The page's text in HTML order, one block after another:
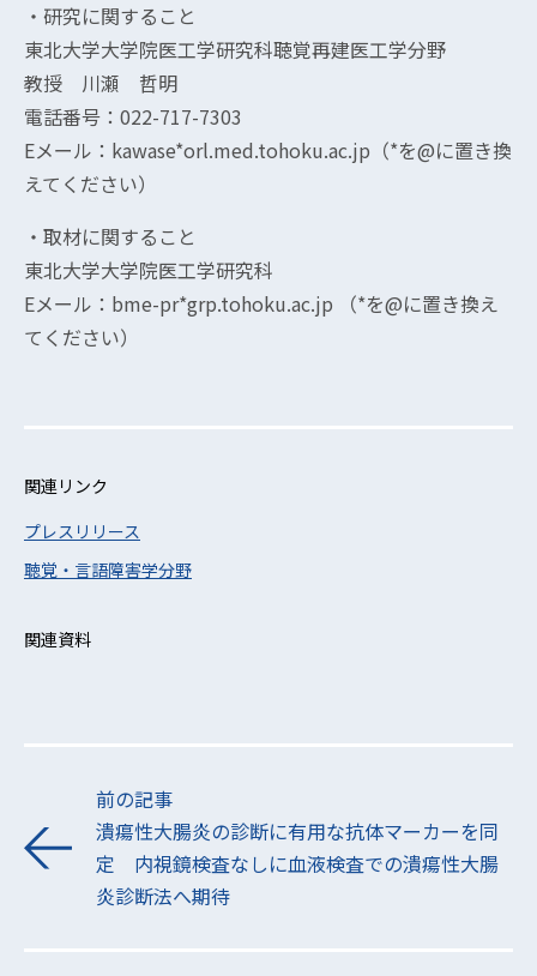
・研究に関すること
東北大学大学院医工学研究科聴覚再建医工学分野
教授 川瀬 哲明
電話番号：022-717-7303
Eメール：kawase*orl.med.tohoku.ac.jp（*を@に置き換
えてください）
・取材に関すること
東北大学大学院医工学研究科
Eメール：bme-pr*grp.tohoku.ac.jp （*を@に置き換え
てください）
関連リンク
プレスリリース
聴覚・言語障害学分野
関連資料
前の記事
潰瘍性大腸炎の診断に有用な抗体マーカーを同
定 内視鏡検査なしに血液検査での潰瘍性大腸
炎診断法へ期待